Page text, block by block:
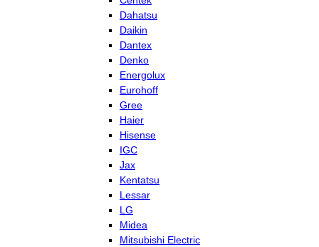
Dahatsu
Daikin
Dantex
Denko
Energolux
Eurohoff
Gree
Haier
Hisense
IGC
Jax
Kentatsu
Lessar
LG
Midea
Mitsubishi Electric